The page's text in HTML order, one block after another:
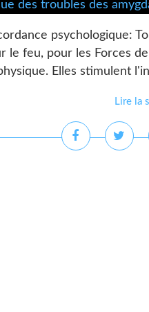
psychologique:
le feu, pour les Forces
Elles stimulent
Lire la